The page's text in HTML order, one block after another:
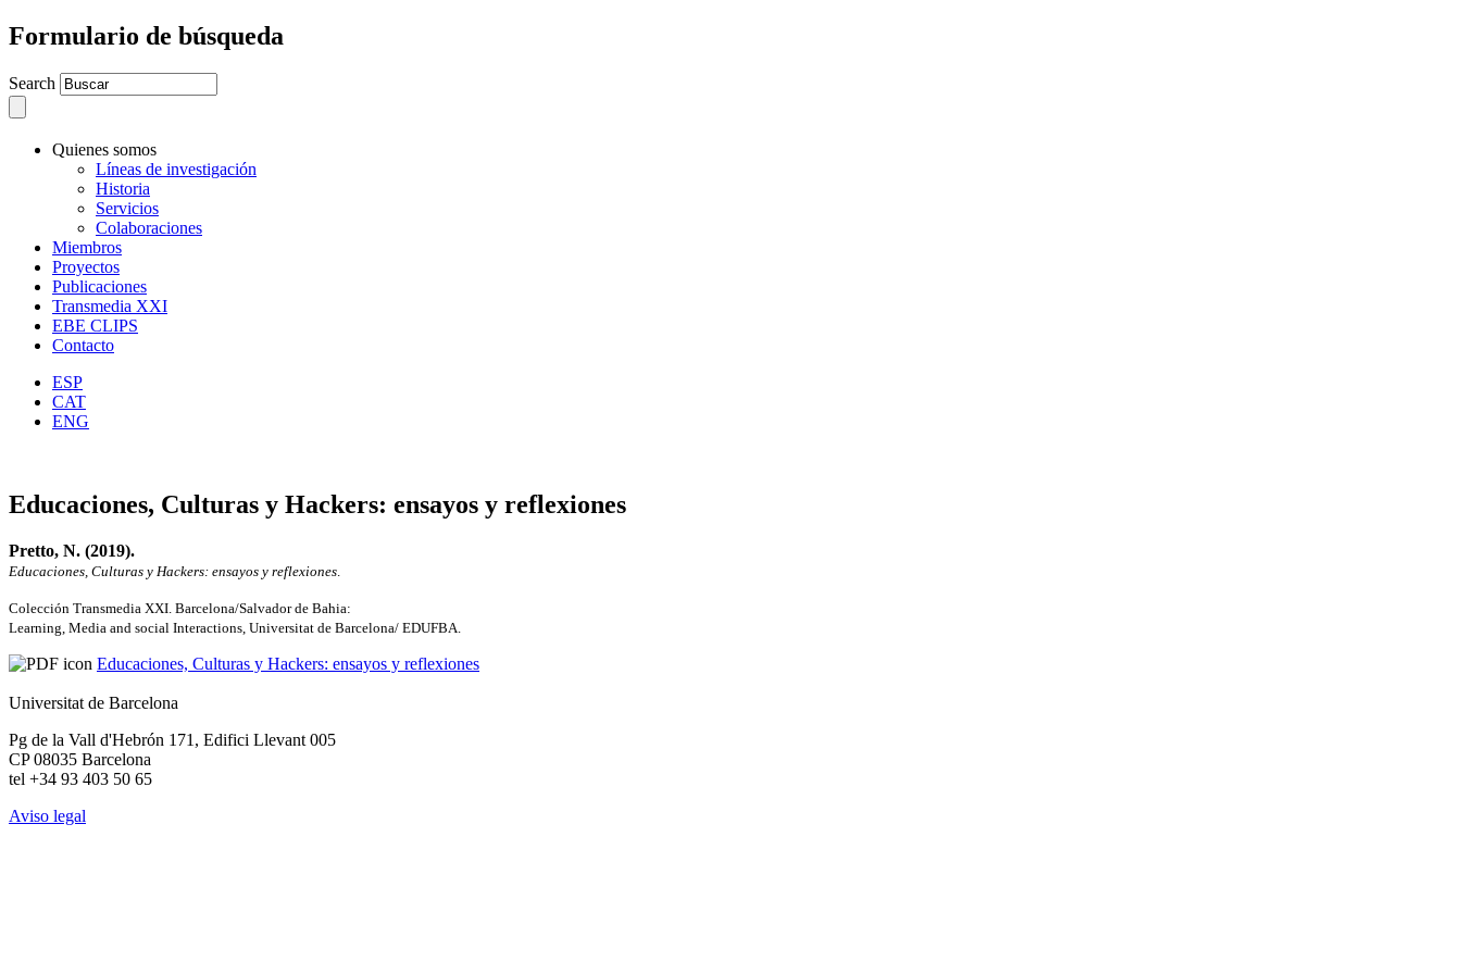
Formulario de búsqueda
Search
Quienes somos
Líneas de investigación
Historia
Servicios
Colaboraciones
Miembros
Proyectos
Publicaciones
Transmedia XXI
EBE CLIPS
Contacto
ESP
CAT
ENG
Educaciones, Culturas y Hackers: ensayos y reflexiones
Pretto, N. (2019).
Educaciones, Culturas y Hackers: ensayos y reflexiones
Colección Transmedia XXI. Barcelona/Salvador de Bahia:
Learning, Media and social Interactions, Universitat de Barcelona/ EDUFBA.
Educaciones, Culturas y Hackers: ensayos y reflexiones
Universitat de Barcelona
Pg de la Vall d'Hebrón 171, Edifici Llevant 005
CP 08035 Barcelona
tel +34 93 403 50 65
Aviso legal